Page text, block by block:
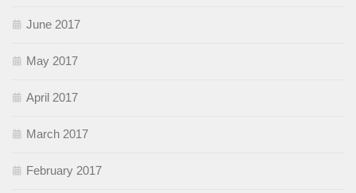
June 2017
May 2017
April 2017
March 2017
February 2017